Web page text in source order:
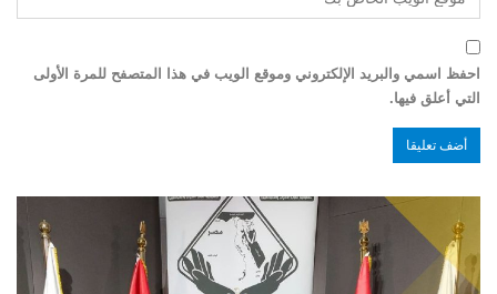
احفظ اسمي والبريد الإلكتروني وموقع الويب في هذا المتصفح للمرة الأولى
التي أعلق فيها.